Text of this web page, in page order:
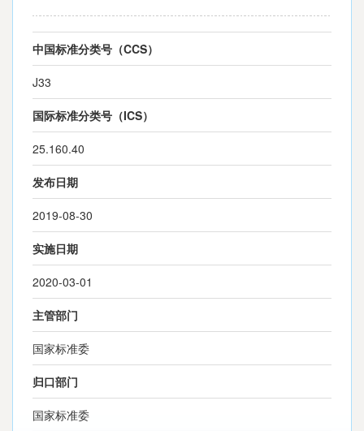
中国标准分类号（CCS）
J33
国际标准分类号（ICS）
25.160.40
发布日期
2019-08-30
实施日期
2020-03-01
主管部门
国家标准委
归口部门
国家标准委